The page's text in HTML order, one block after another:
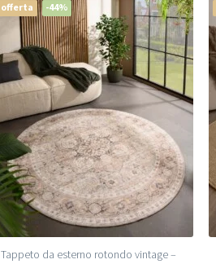
offerta -44%
Tappeto da esterno rotondo vintage –